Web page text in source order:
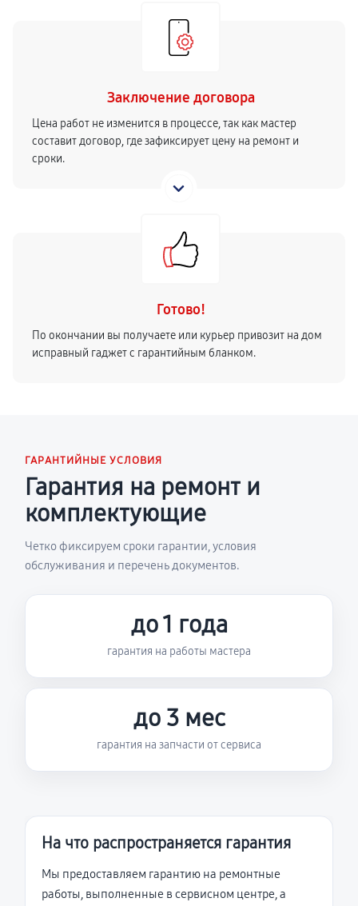
Заключение договора
Цена работ не изменится в процессе, так как мастер
составит договор, где зафиксирует цену на ремонт и
сроки.
Готово!
По окончании вы получаете или курьер привозит на дом
исправный гаджет с гарантийным бланком.
ГАРАНТИЙНЫЕ УСЛОВИЯ
Гарантия на ремонт и
комплектующие
Четко фиксируем сроки гарантии, условия
обслуживания и перечень документов.
до 1 года
гарантия на работы мастера
до 3 мес
гарантия на запчасти от сервиса
На что распространяется гарантия
Мы предоставляем гарантию на ремонтные
работы, выполненные в сервисном центре, а